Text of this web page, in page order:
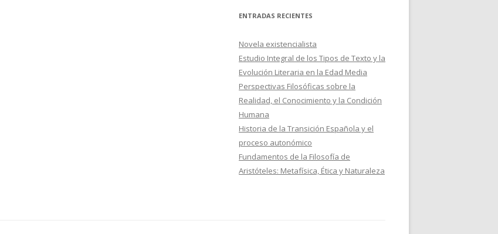
ENTRADAS RECIENTES
Novela existencialista
Estudio Integral de los Tipos de Texto y la
Evolución Literaria en la Edad Media
Perspectivas Filosóficas sobre la
Realidad, el Conocimiento y la Condición
Humana
Historia de la Transición Española y el
proceso autonómico
Fundamentos de la Filosofía de
Aristóteles: Metafísica, Ética y Naturaleza